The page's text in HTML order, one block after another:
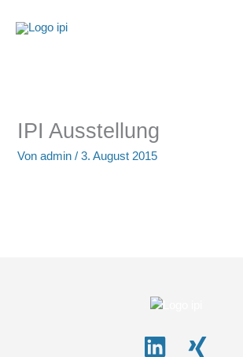
Inhalt
IPI Ausstellung
Vonadmin/3. August 2015